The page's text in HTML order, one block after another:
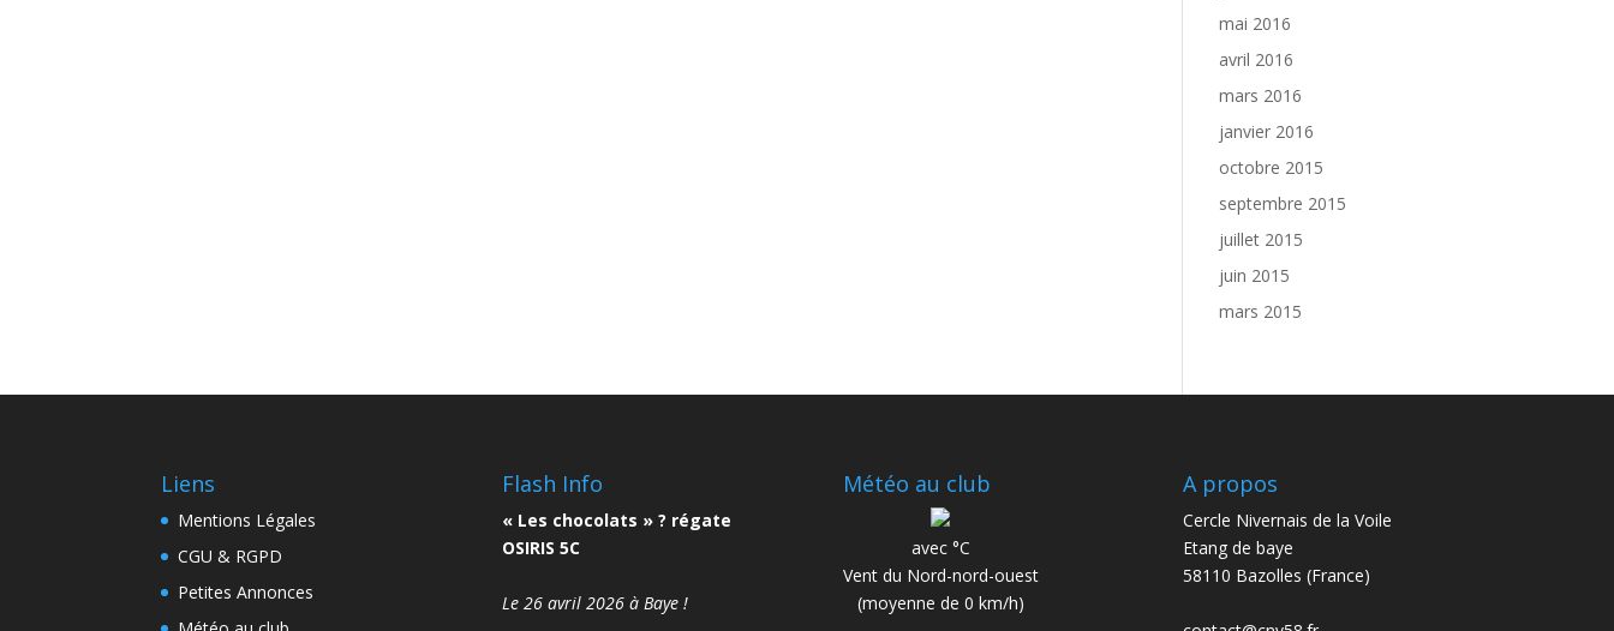
mai 2016
avril 2016
mars 2016
janvier 2016
octobre 2015
septembre 2015
juillet 2015
juin 2015
mars 2015
Liens
Mentions Légales
CGU & RGPD
Petites Annonces
Flash Info
« Les chocolats » ? régate
OSIRIS 5C
Le 26 avril 2026 à Baye !
Météo au club
avec °C
Vent du Nord-nord-ouest
(moyenne de 0 km/h)
A propos
Cercle Nivernais de la Voile
Etang de baye
58110 Bazolles (France)